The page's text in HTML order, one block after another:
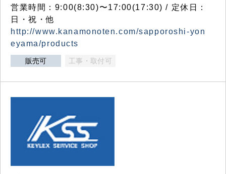
営業時間：9:00(8:30)〜17:00(17:30) / 定休日：
日・祝・他
http://www.kanamonoten.com/sapporoshi-yon
eyama/products
販売可 工事・取付可